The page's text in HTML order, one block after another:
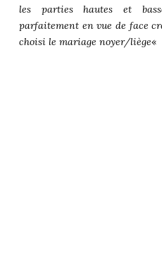
les parties hautes et
parfaitement en vue de face
choisi le mariage noyer/liège«